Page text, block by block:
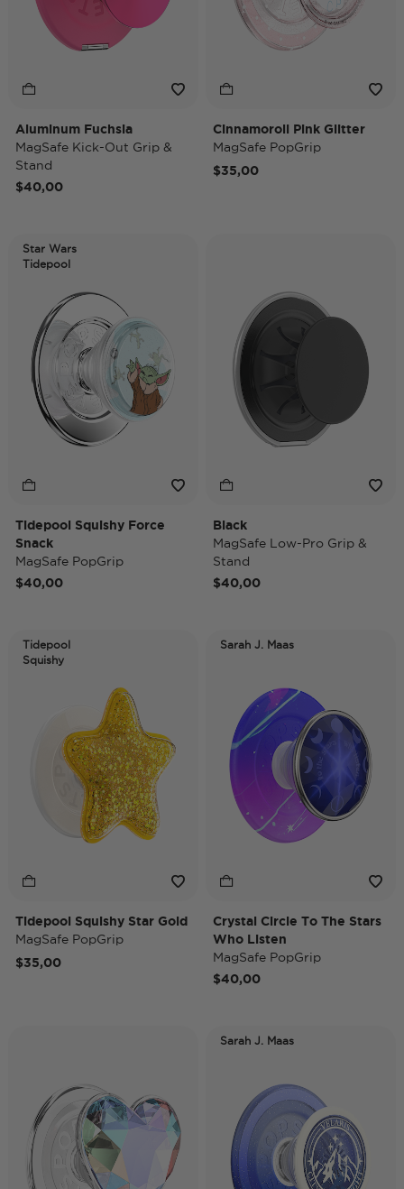
Aluminum Fuchsia
MagSafe Kick-Out Grip &
Stand
$40,00
Cinnamoroll Pink Glitter
MagSafe PopGrip
$35,00
Star Wars
Tidepool
Tidepool Squishy Force
Snack
MagSafe PopGrip
$40,00
Black
MagSafe Low-Pro Grip &
Stand
$40,00
Tidepool
Squishy
Tidepool Squishy Star Gold
MagSafe PopGrip
$35,00
Sarah J. Maas
Crystal Circle To The Stars
Who Listen
MagSafe PopGrip
$40,00
Sarah J. Maas